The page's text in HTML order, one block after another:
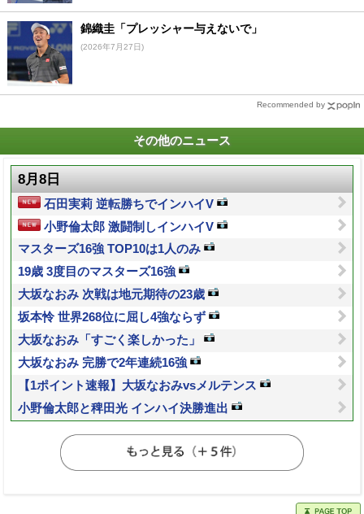
錦織圭「プレッシャー与えないで」
(2026年7月27日)
Recommended by
その他のニュース
8月8日
石田実莉 逆転勝ちでインハイV
小野倫太郎 激闘制しインハイV
マスターズ16強 TOP10は1人のみ
19歳 3度目のマスターズ16強
大坂なおみ 次戦は地元期待の23歳
坂本怜 世界268位に屈し4強ならず
大坂なおみ「すごく楽しかった」
大坂なおみ 完勝で2年連続16強
【1ポイント速報】大坂なおみvsメルテンス
小野倫太郎と稗田光 インハイ決勝進出